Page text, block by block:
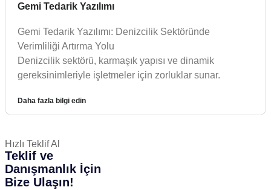
Gemi Tedarik Yazılımı
Gemi Tedarik Yazılımı: Denizcilik Sektöründe
Verimliliği Artırma Yolu
Denizcilik sektörü, karmaşık yapısı ve dinamik
gereksinimleriyle işletmeler için zorluklar sunar.
Daha fazla bilgi edin
Hızlı Teklif Al
Teklif ve
Danışmanlık İçin
Bize Ulaşın!